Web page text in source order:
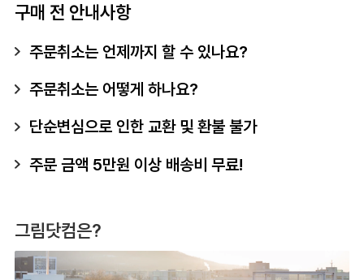
구매 전 안내사항
주문취소는 언제까지 할 수 있나요?
주문취소는 어떻게 하나요?
단순변심으로 인한 교환 및 환불 불가
주문 금액 5만원 이상 배송비 무료!
그림닷컴은?